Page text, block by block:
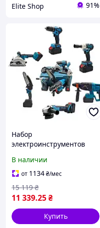
Elite Shop 91%
Набор
электроинструментов
болгарка, шуруповерт,
сучкорез, гайковерт,
циркулярная пила 2xАКБ
В наличии
от 1134₴/мес
11 339.25₴
15 119 ₴
Купить